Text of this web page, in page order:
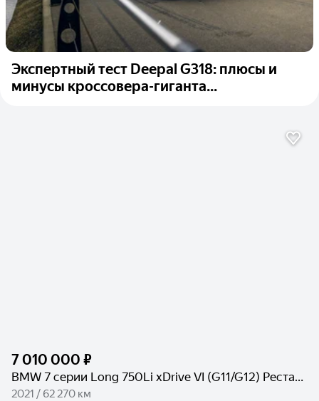
Экспертный тест Deepal G318: плюсы и
минусы кроссовера-гиганта...
7 010 000 ₽
BMW 7 серии Long 750Li xDrive VI (G11/G12) Рестайлинг
2021 / 62 270 км